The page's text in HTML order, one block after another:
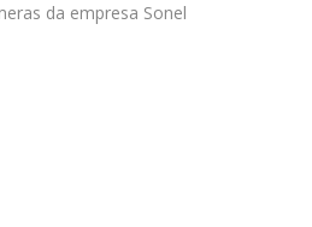
da empresa Sonel